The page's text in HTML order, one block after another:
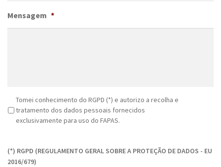
Mensagem *
G
Tomei conhecimento do RGPD (*) e autorizo a recolha e
tratamento dos dados pessoais fornecidos
exclusivamente para uso do FAPAS.
A
P
(*) RGPD (REGULAMENTO GERAL SOBRE A PROTEÇÃO DE DADOS - EU
2016/679)